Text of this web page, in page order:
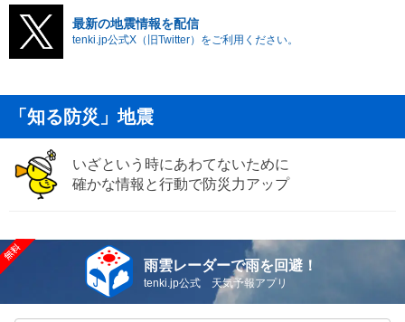
最新の地震情報を配信
tenki.jp公式X（旧Twitter）をご利用ください。
「知る防災」地震
いざという時にあわてないために
確かな情報と行動で防災力アップ
雨雲レーダーで雨を回避！
tenki.jp公式 天気予報アプリ